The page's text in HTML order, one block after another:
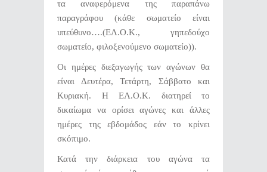
τα αναφερόμενα της παραπάνω
παραγράφου (κάθε σωματείο είναι
υπεύθυνο….(ΕΛ.Ο.Κ., γηπεδούχο
σωματείο, φιλοξενούμενο σωματείο)).
Οι ημέρες διεξαγωγής των αγώνων θα
είναι Δευτέρα, Τετάρτη, Σάββατο και
Κυριακή. Η ΕΛ.Ο.Κ. διατηρεί το
δικαίωμα να ορίσει αγώνες και άλλες
ημέρες της εβδομάδος εάν το κρίνει
σκόπιμο.
Κατά την διάρκεια του αγώνα τα